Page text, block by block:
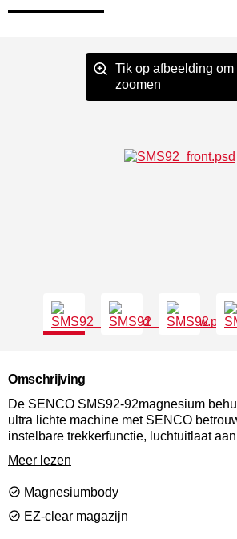
Tik op afbeelding om
zoomen
Omschrijving
De SENCO SMS92-92magnesium
ultra lichte machine met SENCO
instelbare trekkerfunctie, luchtuitlaat
draaibare riemhaak; dit alles garandeert
machine die geschikt is voor het
professionele resultaten aflevert.
Meer lezen
Magnesiumbody
EZ-clear magazijn